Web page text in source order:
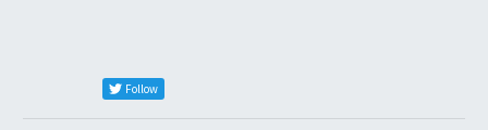
Follow